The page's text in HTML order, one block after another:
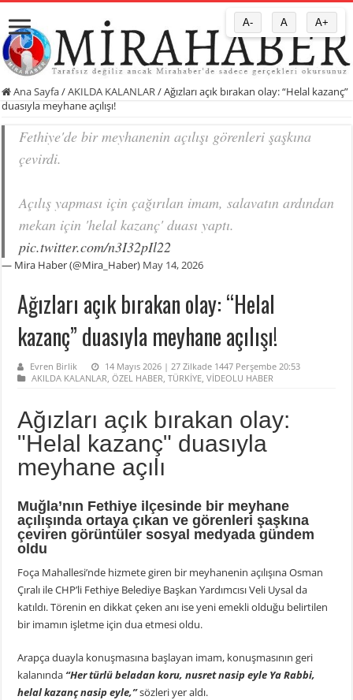
Ana Sayfa/AKILDA KALANLAR /Ağızları açık bırakan olay: “Helal kazanç”
duasıyla meyhane açılışı!
Fethiye'de bir meyhanenin açılışı görenleri şaşkına
çevirdi.
Açılış yapması için çağırılan imam, salavatın ardından
mekan için 'helal kazanç' duası yaptı.
pic.twitter.com/n3I32pIl22
— Mira Haber (@Mira_Haber) May 14, 2026
Ağızları açık bırakan olay: “Helal
kazanç” duasıyla meyhane açılışı!
Evren Birlik
14 Mayıs 2026 | 27 Zilkade 1447 Perşembe 20:53
AKILDA KALANLAR ,ÖZEL HABER ,TÜRKİYE ,VİDEOLU HABER
Ağızları açık bırakan olay:
"Helal kazanç" duasıyla
meyhane açılı
Muğla’nın Fethiye ilçesinde bir meyhane
açılışında ortaya çıkan ve görenleri şaşkına
çeviren görüntüler sosyal medyada gündem
oldu
Foça Mahallesi’nde hizmete giren bir meyhanenin açılışına Osman
Çıralı ile CHP’li Fethiye Belediye Başkan Yardımcısı Veli Uysal da
katıldı. Törenin en dikkat çeken anı ise yeni emekli olduğu belirtilen
bir imamın işletme için dua etmesi oldu.
Arapça duayla konuşmasına başlayan imam, konuşmasının geri
kalanında “Her türlü beladan koru, nusret nasip eyle Ya Rabbi,
helal kazanç nasip eyle,”sözleri yer aldı.
A- A A+